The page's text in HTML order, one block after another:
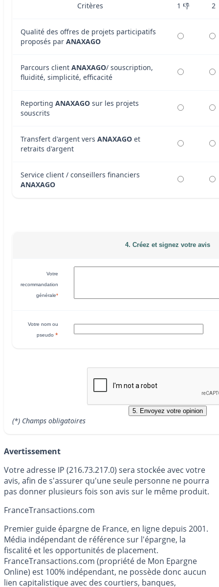
Critères 1 👎 2
Qualité des offres de projets participatifs
proposés par ANAXAGO
Parcours client ANAXAGO/ souscription,
fluidité, simplicité, efficacité
Reporting ANAXAGO sur les projets
souscrits
Transfert d'argent vers ANAXAGO et
retraits d'argent
Service client / conseillers financiers
ANAXAGO
4. Créez et signez votre avis
Votre
recommandation
générale*
Votre nom ou
pseudo *
(*) Champs obligatoires
Avertissement
Votre adresse IP (216.73.217.0) sera stockée avec votre
avis, afin de s'assurer qu'une seule personne ne pourra
pas donner plusieurs fois son avis sur le même produit.
FranceTransactions.com
Premier guide épargne de France, en ligne depuis 2001.
Média indépendant de référence sur l'épargne, la
fiscalité et les opportunités de placement.
FranceTransactions.com (propriété de Mon Epargne
Online) est 100% indépendant, ne possède donc aucun
lien capitalistique avec des courtiers, banques,